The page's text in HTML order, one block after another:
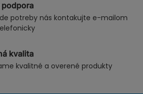
podpora
potreby nás kontakujte e-mailom
kvalita
kvalitné a overené produkty